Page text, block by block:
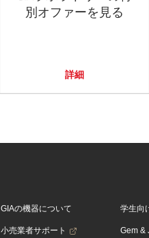
別オファーを見る
詳細
GIAの機器について
小売業者サポート
学生向
Gem &